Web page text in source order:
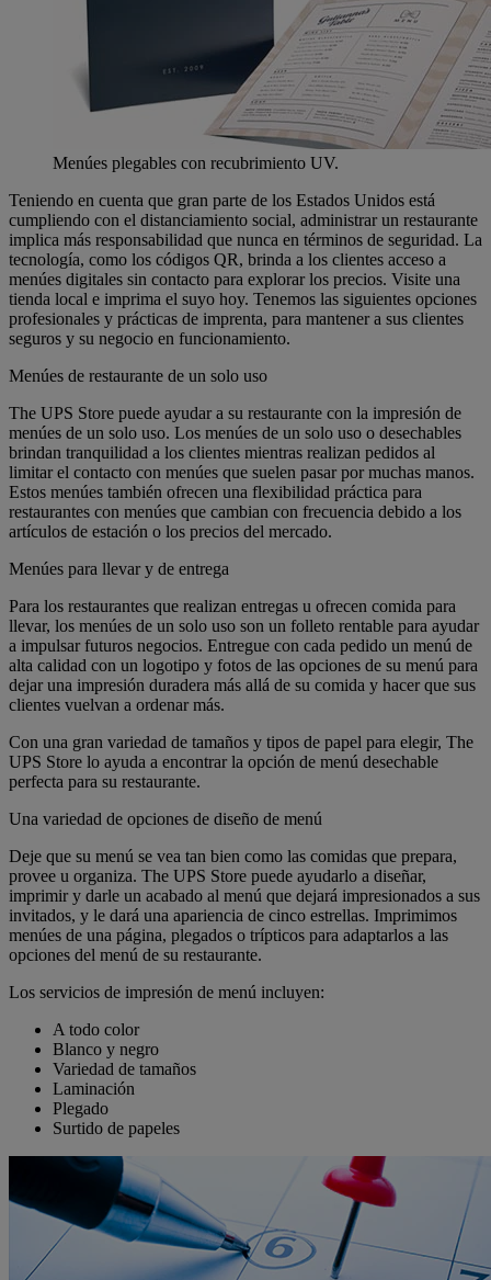
Menúes plegables con recubrimiento UV.
Teniendo en cuenta que gran parte de los Estados Unidos está
cumpliendo con el distanciamiento social, administrar un restaurante
implica más responsabilidad que nunca en términos de seguridad. La
tecnología, como los códigos QR, brinda a los clientes acceso a
menúes digitales sin contacto para explorar los precios. Visite una
tienda local e imprima el suyo hoy. Tenemos las siguientes opciones
profesionales y prácticas de imprenta, para mantener a sus clientes
seguros y su negocio en funcionamiento.
Menúes de restaurante de un solo uso
The UPS Store puede ayudar a su restaurante con la impresión de
menúes de un solo uso. Los menúes de un solo uso o desechables
brindan tranquilidad a los clientes mientras realizan pedidos al
limitar el contacto con menúes que suelen pasar por muchas manos.
Estos menúes también ofrecen una flexibilidad práctica para
restaurantes con menúes que cambian con frecuencia debido a los
artículos de estación o los precios del mercado.
Menúes para llevar y de entrega
Para los restaurantes que realizan entregas u ofrecen comida para
llevar, los menúes de un solo uso son un folleto rentable para ayudar
a impulsar futuros negocios. Entregue con cada pedido un menú de
alta calidad con un logotipo y fotos de las opciones de su menú para
dejar una impresión duradera más allá de su comida y hacer que sus
clientes vuelvan a ordenar más.
Con una gran variedad de tamaños y tipos de papel para elegir, The
UPS Store lo ayuda a encontrar la opción de menú desechable
perfecta para su restaurante.
Una variedad de opciones de diseño de menú
Deje que su menú se vea tan bien como las comidas que prepara,
provee u organiza. The UPS Store puede ayudarlo a diseñar,
imprimir y darle un acabado al menú que dejará impresionados a sus
invitados, y le dará una apariencia de cinco estrellas. Imprimimos
menúes de una página, plegados o trípticos para adaptarlos a las
opciones del menú de su restaurante.
Los servicios de impresión de menú incluyen:
A todo color
Blanco y negro
Variedad de tamaños
Laminación
Plegado
Surtido de papeles